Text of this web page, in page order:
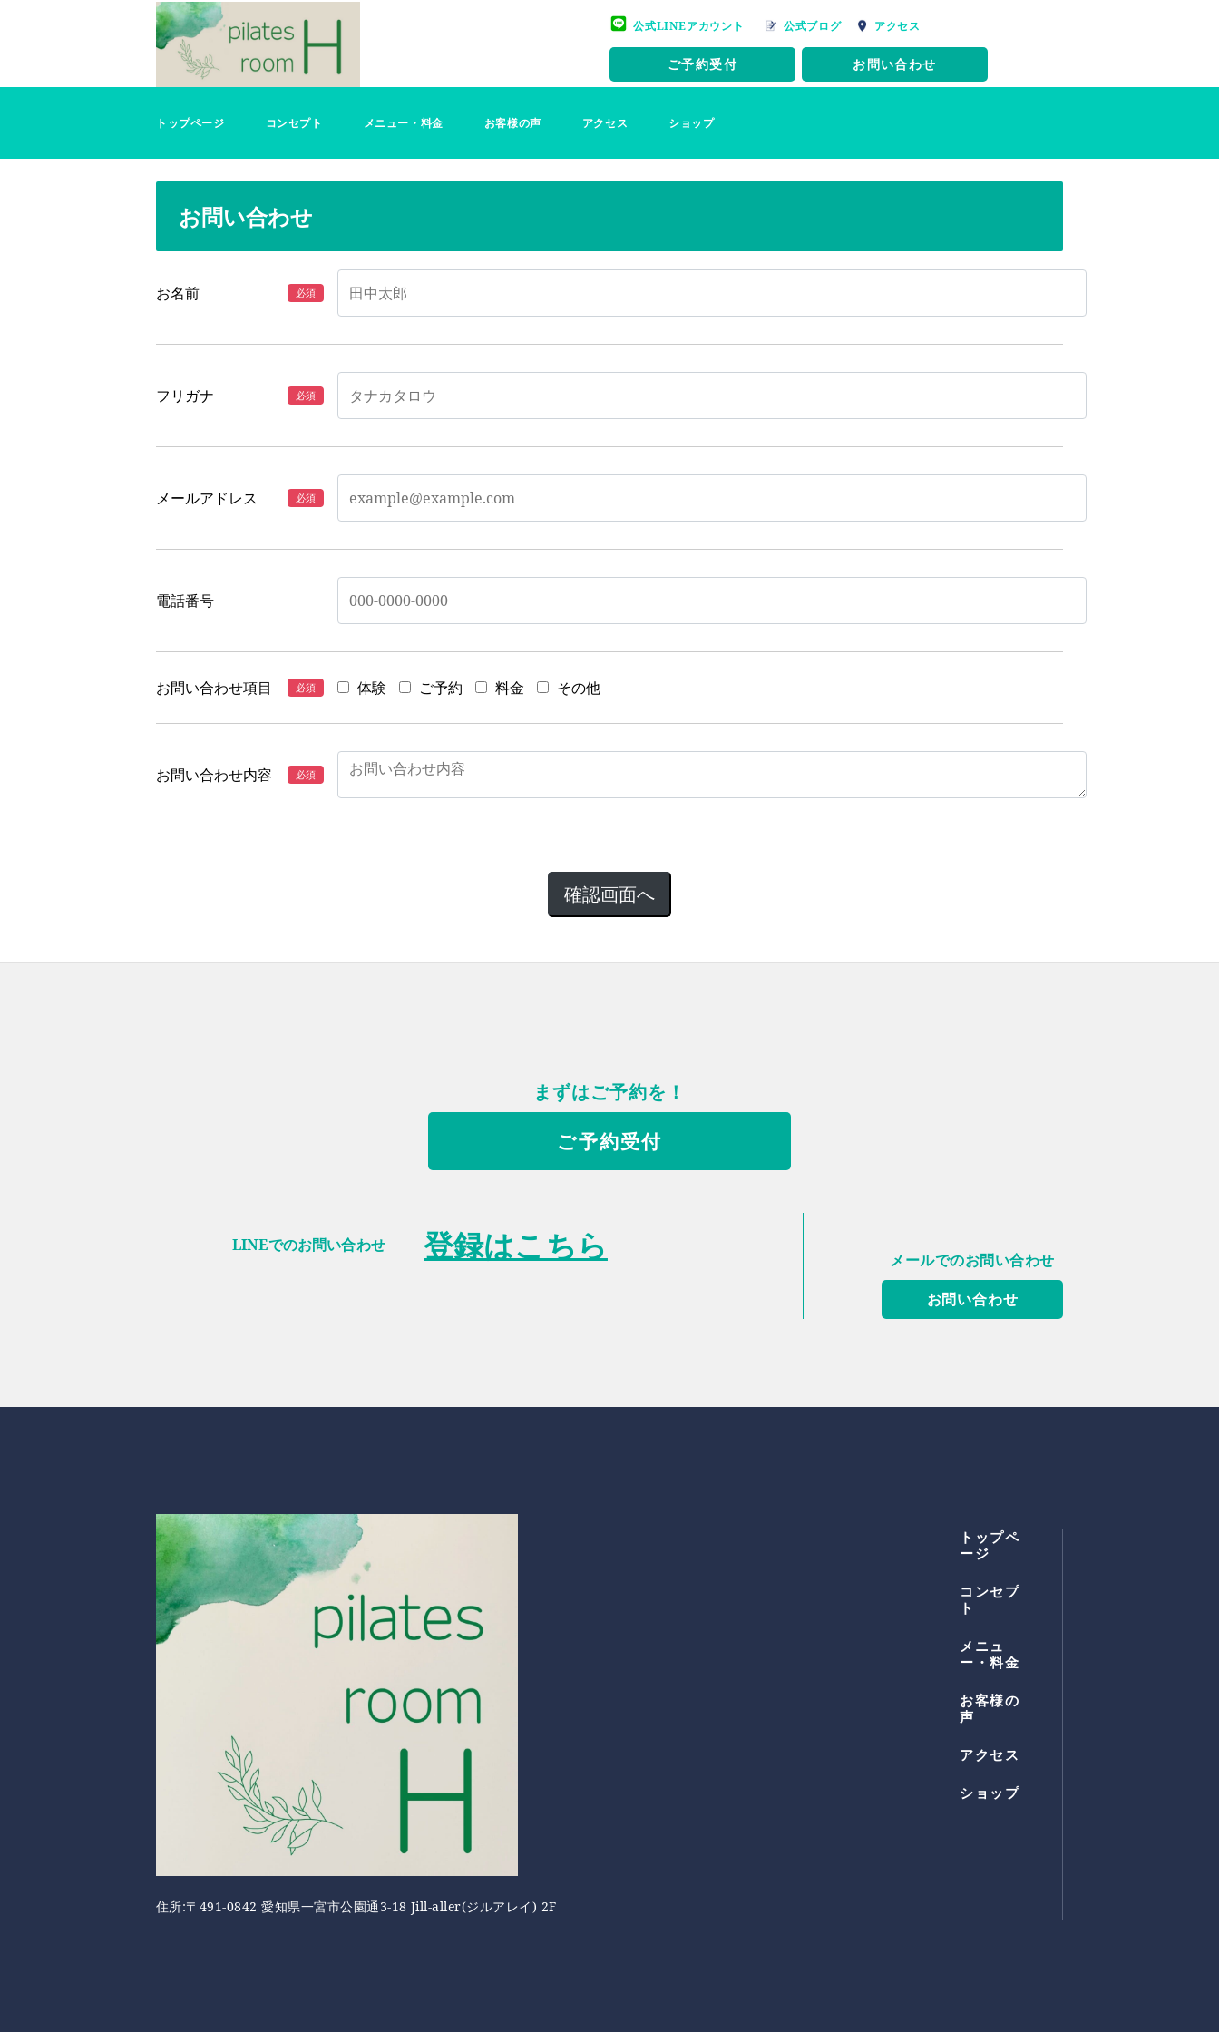
公式LINEアカウント 公式ブログ アクセス
ご予約受付 お問い合わせ
トップページ コンセプト メニュー・料金 お客様の声 アクセス ショップ
お問い合わせ
お名前
フリガナ
メールアドレス
電話番号
お問い合わせ項目 体験 ご予約 料金 その他
お問い合わせ内容
まずはご予約を！
ご予約受付
LINEでのお問い合わせ 登録はこちら
メールでのお問い合わせ
お問い合わせ
住所:〒491-0842 愛知県一宮市公園通3-18 Jill-aller(ジルアレイ) 2F
トップペ
ージ
コンセプ
ト
メニュ
ー・料金
お客様の
声
アクセス
ショップ